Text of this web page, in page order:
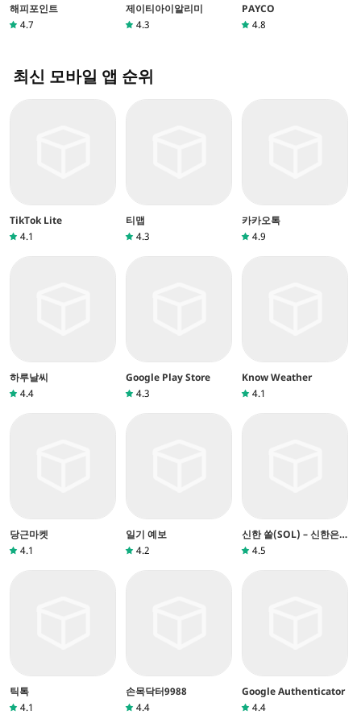
해피포인트
4.7
제이티아이알리미
4.3
PAYCO
4.8
최신 모바일 앱 순위
TikTok Lite
4.1
티맵
4.3
카카오톡
4.9
하루날씨
4.4
Google Play Store
4.3
Know Weather
4.1
당근마켓
4.1
일기 예보
4.2
신한 쏠(SOL) – 신한은
행 스마트폰뱅킹
4.5
틱톡
4.1
손목닥터9988
4.4
Google Authenticator
4.4